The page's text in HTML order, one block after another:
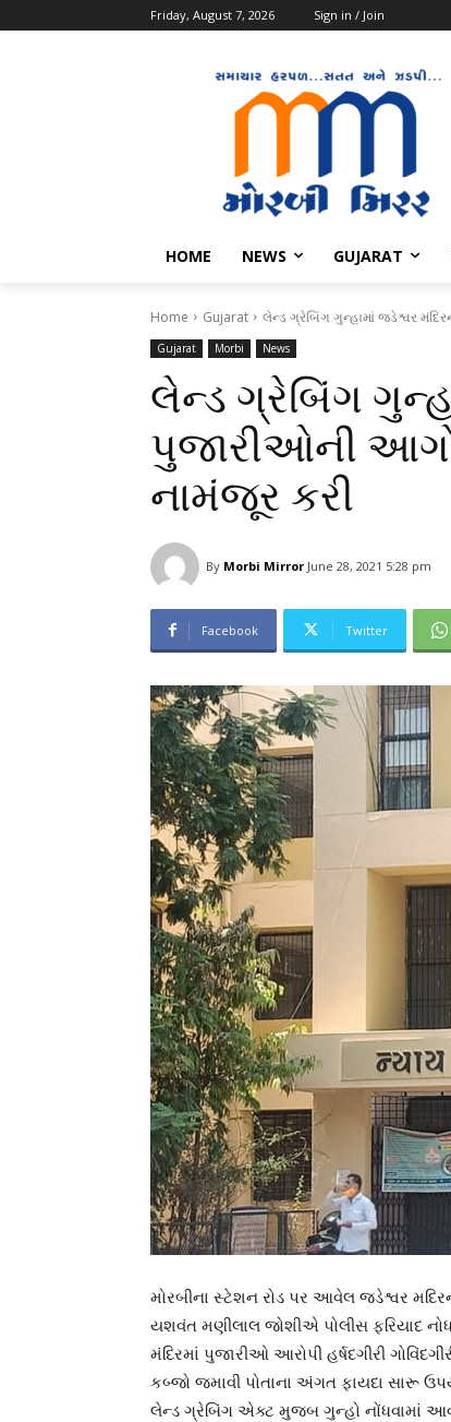
Friday, August 7, 2026 Sign in / Join
HOME NEWS GUJARAT
Home Gujarat લેન્ડ ગ્રેબિંગ ગુન્હામાં જડેશ્વર
Gujarat Morbi News
લેન્ડ ગ્રેબિંગ
પુજારીઓની
નામંજૂર કરી
By Morbi Mirror June 28, 2021 5:28 pm
Facebook Twitter
મોરબીના સ્ટેશન રોડ પર આવેલ જડેશ્વર
યશવંત મણીલાલ જોશીએ પોલીસ ફરિયાદ
મંદિરમાં પુજારીઓ આરોપી હર્ષદગીરી
કબ્જો જમાવી પોતાના અંગત ફાયદા સારૂ
લેન્ડ ગ્રેબિંગ એક્ટ મુજબ ગુન્હો નોંધવામાં